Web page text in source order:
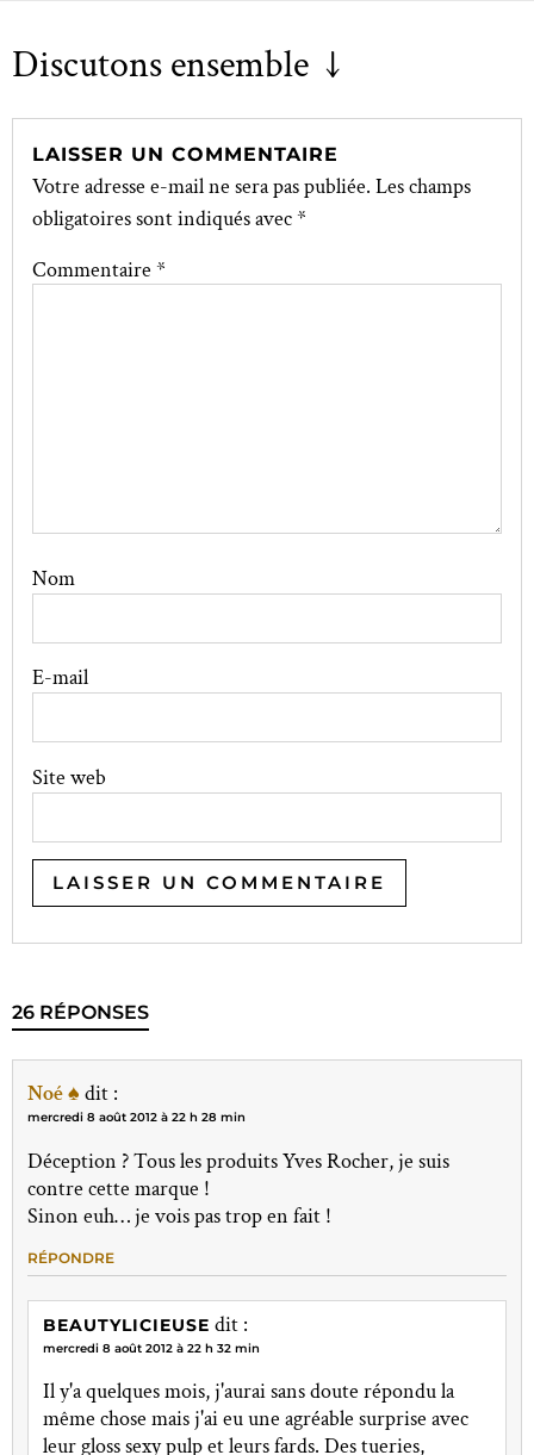
Discutons ensemble ↓
LAISSER UN COMMENTAIRE
Votre adresse e-mail ne sera pas publiée. Les champs
obligatoires sont indiqués avec*
Commentaire *
Nom
E-mail
Site web
26 RÉPONSES
Noé ♠ dit :
mercredi 8 août 2012 à 22 h 28 min
Déception ? Tous les produits Yves Rocher, je suis
contre cette marque !
Sinon euh… je vois pas trop en fait !
RÉPONDRE
BEAUTYLICIEUSE dit :
mercredi 8 août 2012 à 22 h 32 min
Il y'a quelques mois, j'aurai sans doute répondu la
même chose mais j'ai eu une agréable surprise avec
leur gloss sexy pulp et leurs fards. Des tueries,